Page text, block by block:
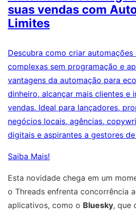
suas vendas com
Limites
Descubra como criar automações
complexas sem programação e
vantagens da automação para
dinheiro, alcançar mais clientes e
vendas. Ideal para lançadores,
negócios locais, agências,
digitais e aspirantes a gestores
Saiba Mais!
Esta novidade chega em um
o Threads enfrenta concorrência
aplicativos, como o Bluesky, que